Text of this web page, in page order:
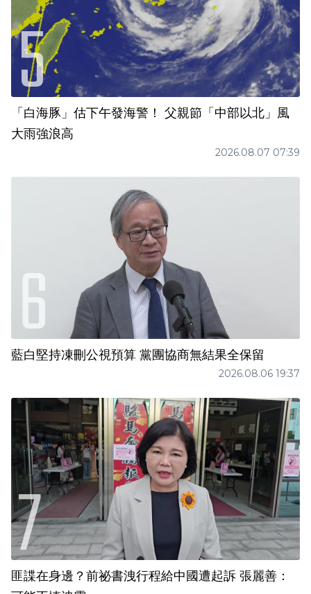
「白海豚」估下午發海警！ 父親節「中部以北」風
大雨強浪高
2026.08.07 07:39
藍白堅持凍刪公視預算 黨團協商無結果全保留
2026.08.06 19:37
匪諜在身邊？前祕書洩行程給中國遭起訴 張麗善：